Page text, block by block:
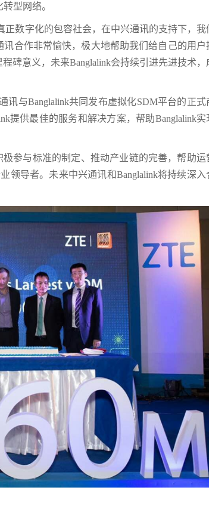
型网络。
正数字化的包容社会，在中兴通讯的支持下，我
合作非常愉快，极大地帮助我们给自己的用户
碑意义，未来Banglalink会持续引进先进技术，
讯与Banglalink共同发布虚拟化SDM平台的正式
提供最佳的服务和解决方案，帮助Banglalink实
参与标准的制定、推动产业链的完善，帮助运
领导者。未来中兴通讯和Banglalink将持续深入